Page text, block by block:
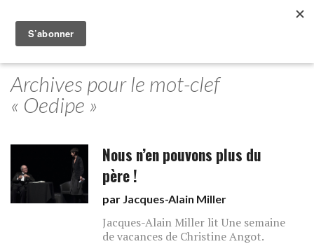
Archives pour le mot-clef
« Oedipe »
Nous n’en pouvons plus du
père !
par Jacques-Alain Miller
Jacques-Alain Miller lit Une semaine
de vacances de Christine Angot.